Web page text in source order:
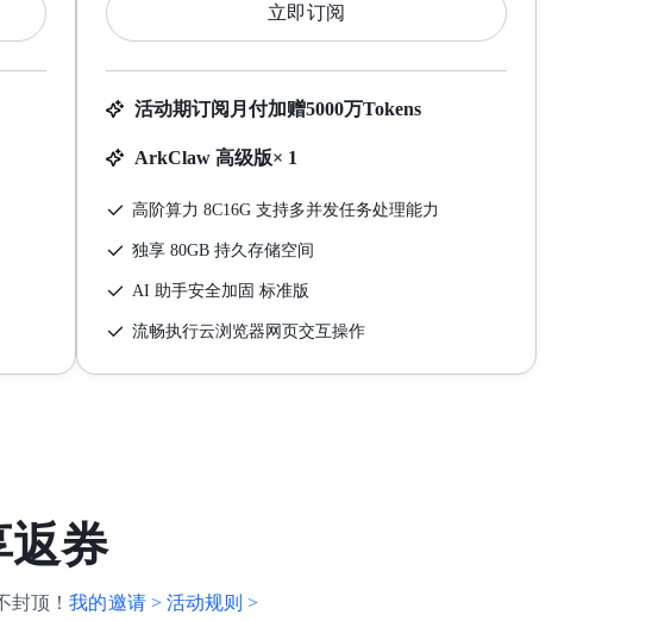
立即订阅
活动期订阅月付加赠5000万Tokens
ArkClaw 高级版× 1
高阶算力 8C16G 支持多并发任务处理能力
独享 80GB 持久存储空间
AI 助手安全加固 标准版
流畅执行云浏览器网页交互操作
返券
封顶！我的邀请 > 活动规则 >